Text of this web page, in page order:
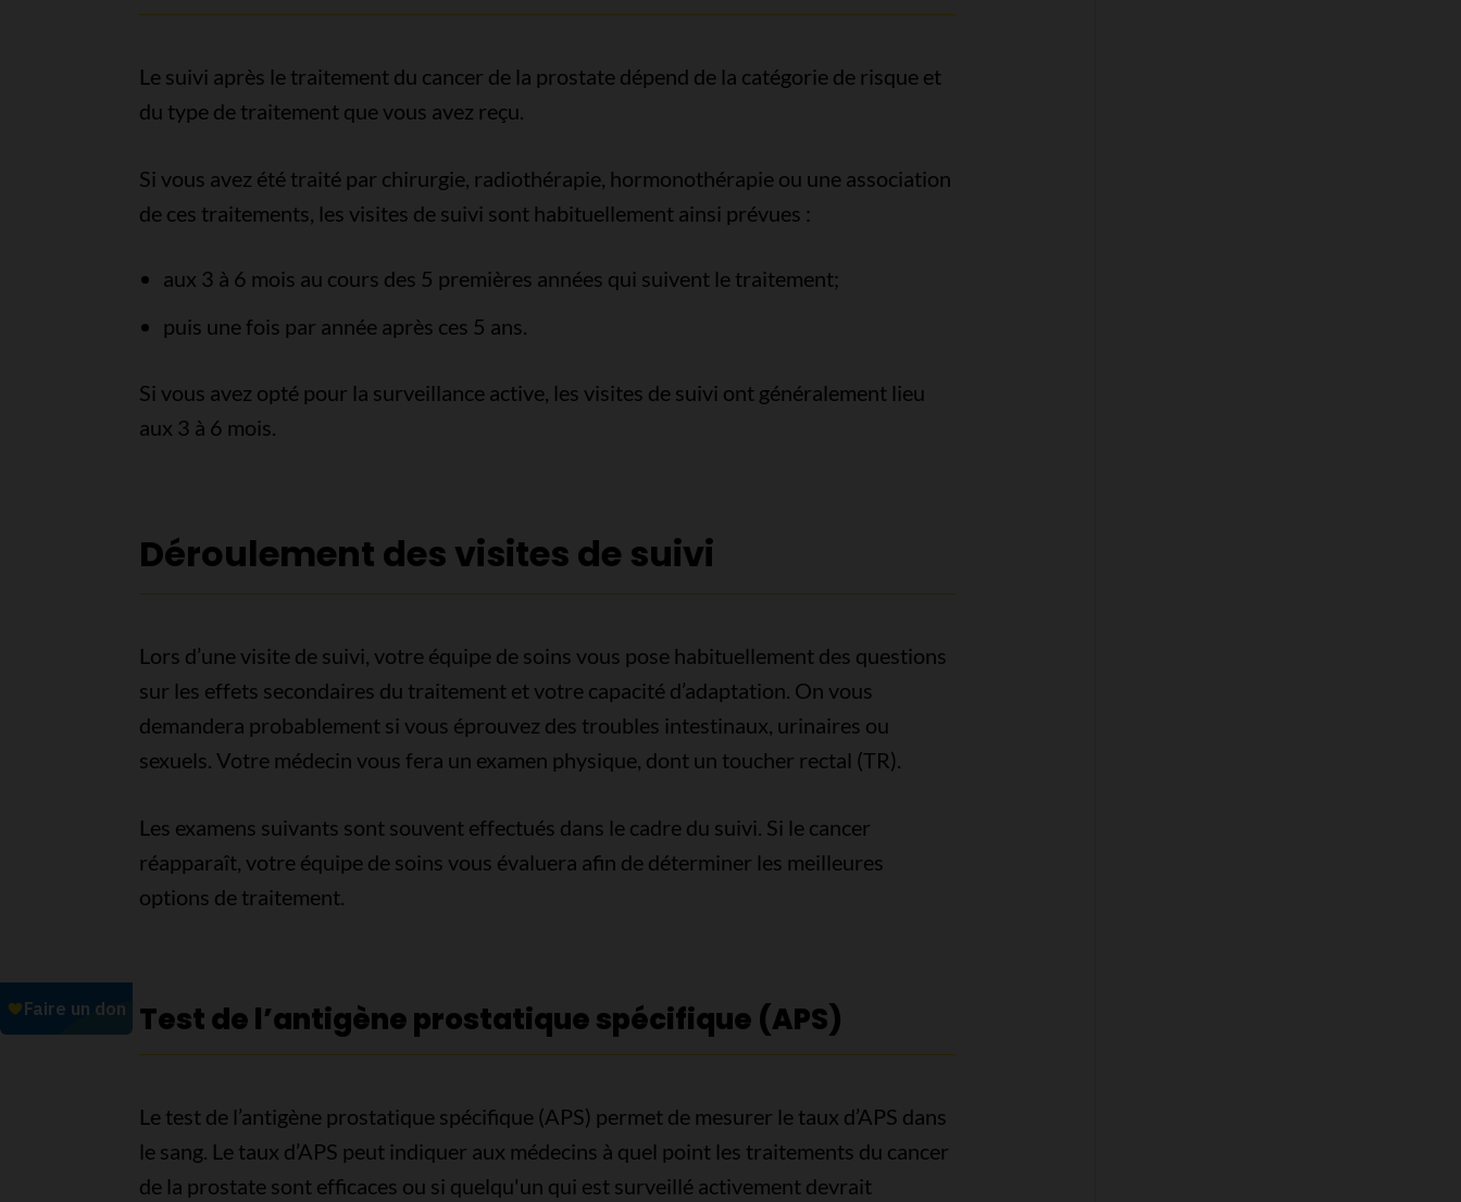
Le suivi après le traitement du cancer de la prostate dépend de la catégorie de risque et
du type de traitement que vous avez reçu.
Si vous avez été traité par chirurgie, radiothérapie, hormonothérapie ou une association
de ces traitements, les visites de suivi sont habituellement ainsi prévues :
aux 3 à 6 mois au cours des 5 premières années qui suivent le traitement;
puis une fois par année après ces 5 ans.
Si vous avez opté pour la surveillance active, les visites de suivi ont généralement lieu
aux 3 à 6 mois.
Déroulement des visites de suivi
Lors d’une visite de suivi, votre équipe de soins vous pose habituellement des questions
sur les effets secondaires du traitement et votre capacité d’adaptation. On vous
demandera probablement si vous éprouvez des troubles intestinaux, urinaires ou
sexuels. Votre médecin vous fera un examen physique, dont un toucher rectal (TR).
Les examens suivants sont souvent effectués dans le cadre du suivi. Si le cancer
réapparaît, votre équipe de soins vous évaluera afin de déterminer les meilleures
options de traitement.
Test de l’antigène prostatique spécifique (APS)
Le test de l’antigène prostatique spécifique (APS) permet de mesurer le taux d’APS dans
le sang. Le taux d’APS peut indiquer aux médecins à quel point les traitements du cancer
de la prostate sont efficaces ou si quelqu'un qui est surveillé activement devrait